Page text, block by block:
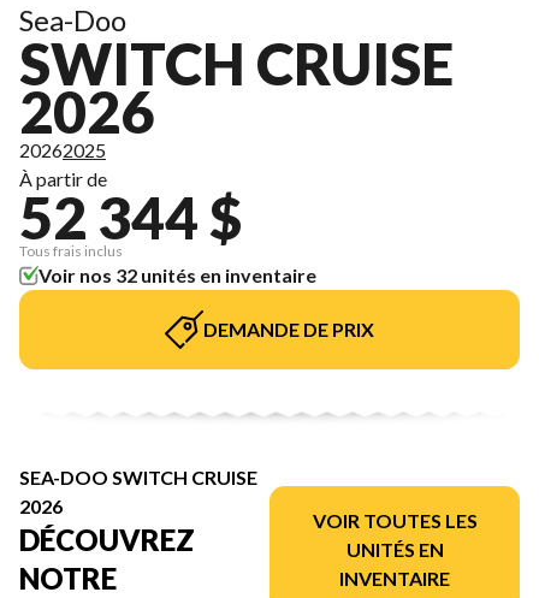
Sea-Doo
SWITCH CRUISE
2026
20262025
À partir de
52 344 $
Tous frais inclus
Voir nos 32 unités en inventaire
DEMANDE DE PRIX
SEA-DOO SWITCH CRUISE
2026
DÉCOUVREZ
NOTRE
VOIR TOUTES LES
UNITÉS EN
INVENTAIRE